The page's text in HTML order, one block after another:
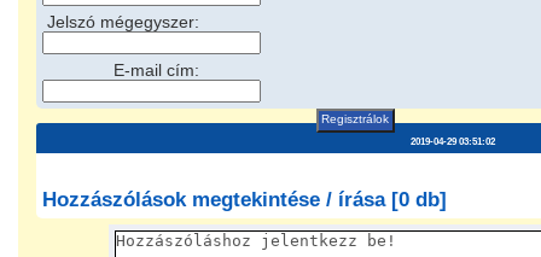
Jelszó mégegyszer:
E-mail cím:
Regisztrálok
2019-04-29 03:51:02
Hozzászólások megtekintése / írása [0 db]